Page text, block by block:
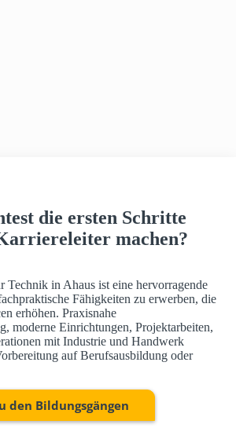
die ersten Schritte
machen?
Technik in Ahaus ist eine hervorragende
Fähigkeiten zu erwerben, die
erhöhen. Praxisnahe
moderne Einrichtungen, Projektarbeiten,
mit Industrie und Handwerk
auf Berufsausbildung oder
den Bildungsgängen